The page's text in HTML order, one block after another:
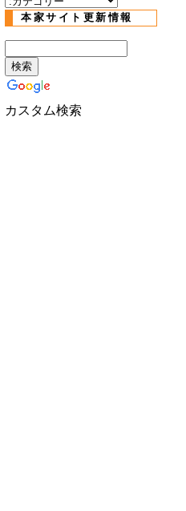
本家サイト更新情報
カスタム検索